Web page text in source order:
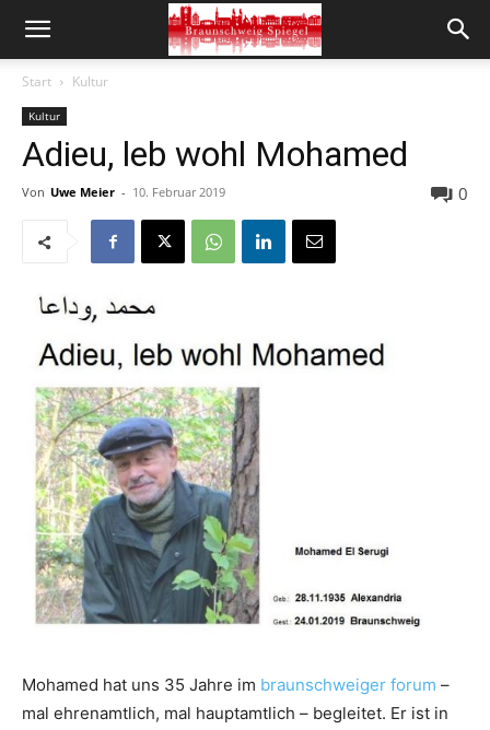
Start Kultur
Kultur
Adieu, leb wohl Mohamed
Von Uwe Meier - 10. Februar 2019 0
Mohamed hat uns 35 Jahre im braunschweiger forum –
mal ehrenamtlich, mal hauptamtlich – begleitet. Er ist in